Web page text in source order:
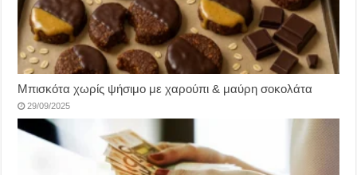
Μπισκότα χωρίς ψήσιμο με χαρούπι & μαύρη σοκολάτα
29/09/2025